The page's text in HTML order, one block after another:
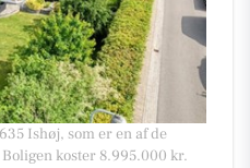
Ishøj, som er en af de
koster 8.995.000 kr.